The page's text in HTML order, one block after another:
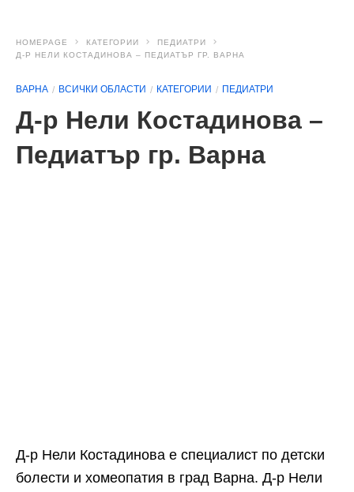
HOMEPAGE КАТЕГОРИИ
ПЕДИАТРИ
Д-Р НЕЛИ КОСТАДИНОВА – ПЕДИАТЪР ГР. ВАРНА
ВАРНА ВСИЧКИ ОБЛАСТИ КАТЕГОРИИ ПЕДИАТРИ
Д-р Нели Костадинова –
Педиатър гр. Варна
Д-р Нели Костадинова e специалист по детски
болести и хомеопатия в град Варна. Д-р Нели